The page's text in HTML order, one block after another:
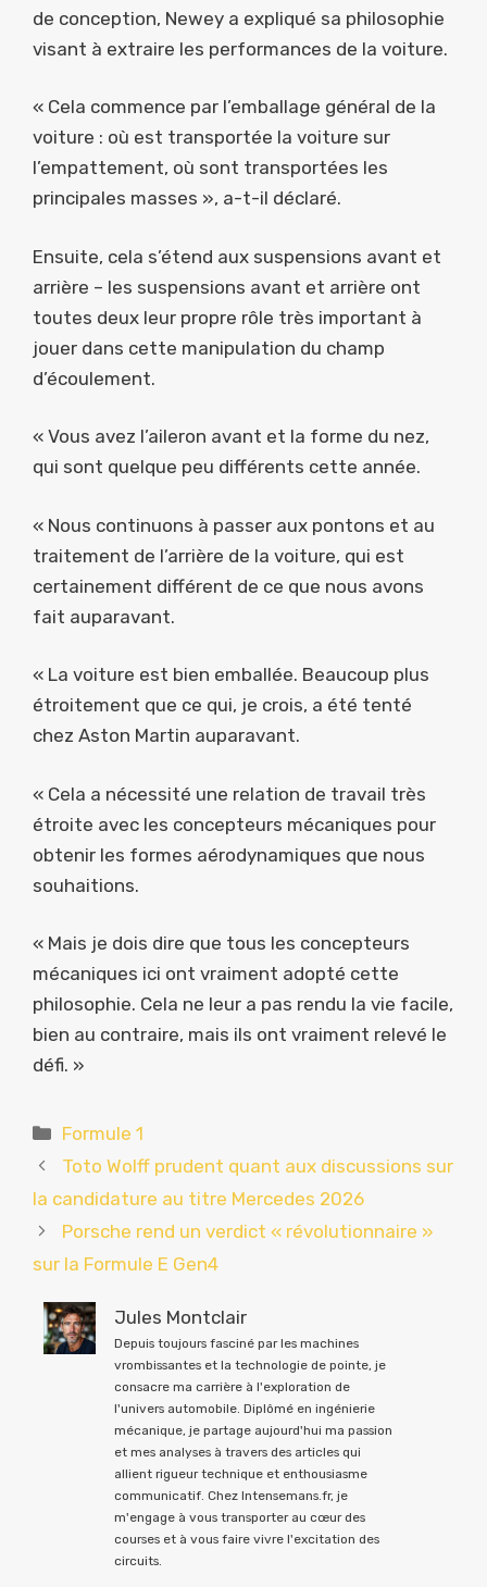
de conception, Newey a expliqué sa philosophie
visant à extraire les performances de la voiture.
« Cela commence par l’emballage général de la
voiture : où est transportée la voiture sur
l’empattement, où sont transportées les
principales masses », a-t-il déclaré.
Ensuite, cela s’étend aux suspensions avant et
arrière – les suspensions avant et arrière ont
toutes deux leur propre rôle très important à
jouer dans cette manipulation du champ
d’écoulement.
« Vous avez l’aileron avant et la forme du nez,
qui sont quelque peu différents cette année.
« Nous continuons à passer aux pontons et au
traitement de l’arrière de la voiture, qui est
certainement différent de ce que nous avons
fait auparavant.
« La voiture est bien emballée. Beaucoup plus
étroitement que ce qui, je crois, a été tenté
chez Aston Martin auparavant.
« Cela a nécessité une relation de travail très
étroite avec les concepteurs mécaniques pour
obtenir les formes aérodynamiques que nous
souhaitions.
« Mais je dois dire que tous les concepteurs
mécaniques ici ont vraiment adopté cette
philosophie. Cela ne leur a pas rendu la vie facile,
bien au contraire, mais ils ont vraiment relevé le
défi. »
Catégories
Formule 1
Toto Wolff prudent quant aux discussions sur
la candidature au titre Mercedes 2026
Porsche rend un verdict « révolutionnaire »
sur la Formule E Gen4
Jules Montclair
Depuis toujours fasciné par les machines
vrombissantes et la technologie de pointe, je
consacre ma carrière à l'exploration de
l'univers automobile. Diplômé en ingénierie
mécanique, je partage aujourd'hui ma passion
et mes analyses à travers des articles qui
allient rigueur technique et enthousiasme
communicatif. Chez Intensemans.fr, je
m'engage à vous transporter au cœur des
courses et à vous faire vivre l'excitation des
circuits.